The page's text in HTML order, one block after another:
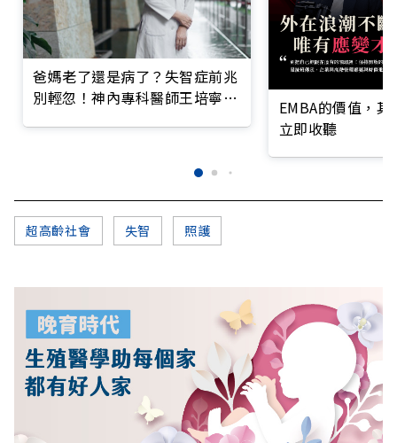
爸媽老了還是病了？失智症前兆
別輕忽！神內專科醫師王培寧呼
EMBA的價值，
立即收聽
超高齡社會 失智 照護